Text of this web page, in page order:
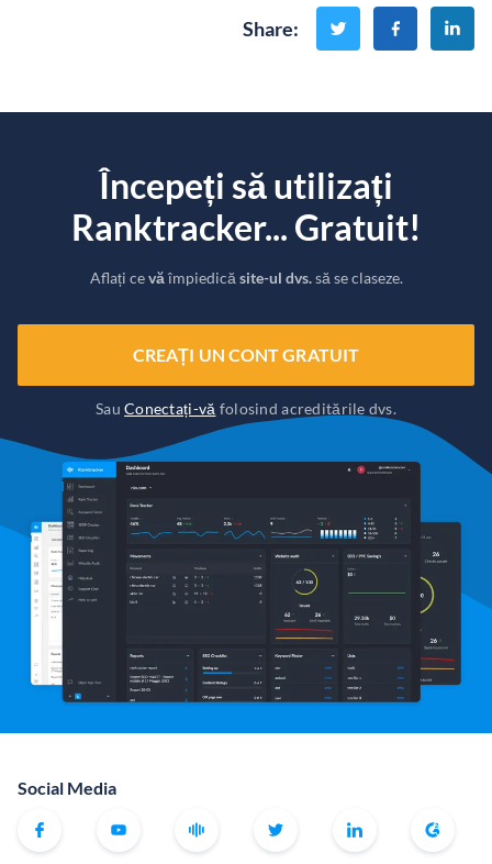
Share:
Începeți să utilizați
Ranktracker... Gratuit!
Aflați cevăîmpiedică site-ul dvs.să se claseze.
CREAȚI UN CONT GRATUIT
SauConectați-vă folosind acreditările dvs.
Social Media